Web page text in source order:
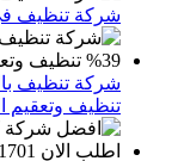
شركة تنظيف
تنظيف وتعقيم